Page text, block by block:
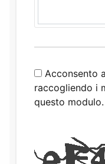
Acconsento
raccogliendo i
questo modulo.